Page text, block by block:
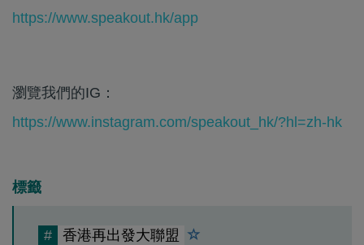
https://www.speakout.hk/app
瀏覽我們的IG：
https://www.instagram.com/speakout_hk/?hl=zh-hk
標籤
# 香港再出發大聯盟